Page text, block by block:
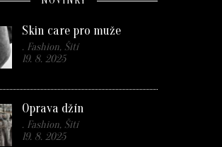
Skin care pro muže
. Fashion, Šití
19. 8. 2025
Oprava džín
. Fashion, Šití
19. 8. 2025